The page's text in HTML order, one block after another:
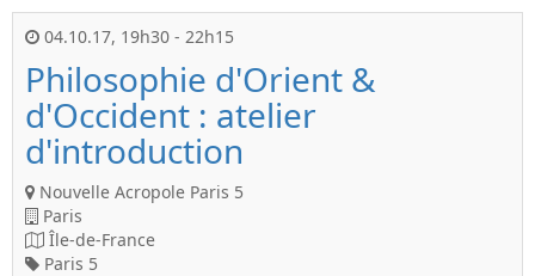
04.10.17, 19h30 - 22h15
Philosophie d'Orient &
d'Occident : atelier
d'introduction
Nouvelle Acropole Paris 5
Paris
Île-de-France
Paris 5